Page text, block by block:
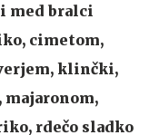
med bralci
cimetom,
klinčki,
rdečo sladko